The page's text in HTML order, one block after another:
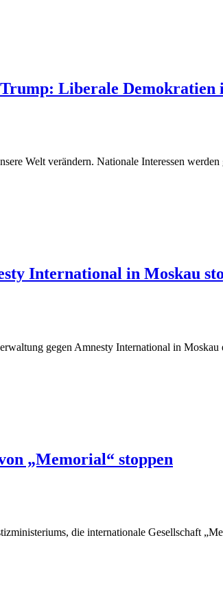
Liberale Demokratien
Welt verändern. Nationale Interessen
International in Moskau
gegen Amnesty International in
„Memorial“ stoppen
die internationale Gesellschaft